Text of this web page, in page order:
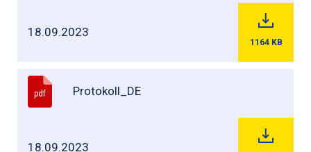
18.09.2023
1164 KB
pdf Protokoll_DE
18.09.2023